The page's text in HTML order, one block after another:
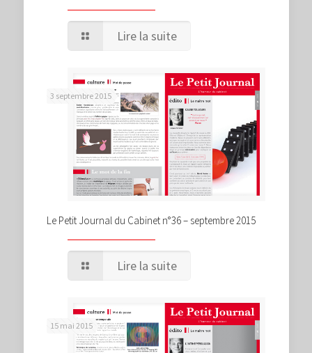
Lire la suite
3 septembre 2015
Le Petit Journal du Cabinet n°36 – septembre 2015
Lire la suite
15 mai 2015